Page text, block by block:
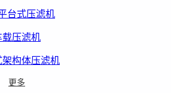
台式压滤机
载压滤机
架构体压滤机
更多